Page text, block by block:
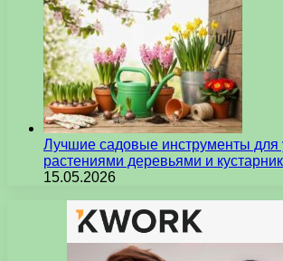
Лучшие садовые инструменты для
растениями деревьями и
15.05.2026